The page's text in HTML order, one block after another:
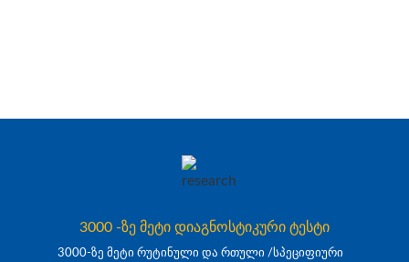
3000 -ზე მეტი დიაგნოსტიკური ტესტი
3000-ზე მეტი რუტინული და რთული /სპეციფიური